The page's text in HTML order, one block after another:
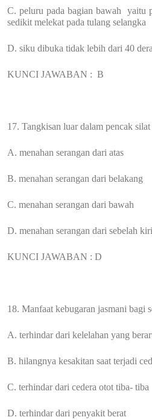
C. peluru pada bagian bawah yaitu
sedikit melekat pada tulang selangka
D. siku dibuka tidak lebih dari 40
KUNCI JAWABAN : B
17. Tangkisan luar dalam pencak
A. menahan serangan dari atas
B. menahan serangan dari belakang
C. menahan serangan dari bawah
D. menahan serangan dari sebelah
KUNCI JAWABAN : D
18. Manfaat kebugaran jasmani bagi
A. terhindar dari kelelahan yang
B. hilangnya kesakitan saat terjadi
C. terhindar dari cedera otot tiba- tiba
D. terhindar dari penyakit berat